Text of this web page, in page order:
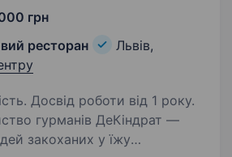
грн
ресторан
Львів,
Досвід роботи від 1 року.
закоханих у їжу